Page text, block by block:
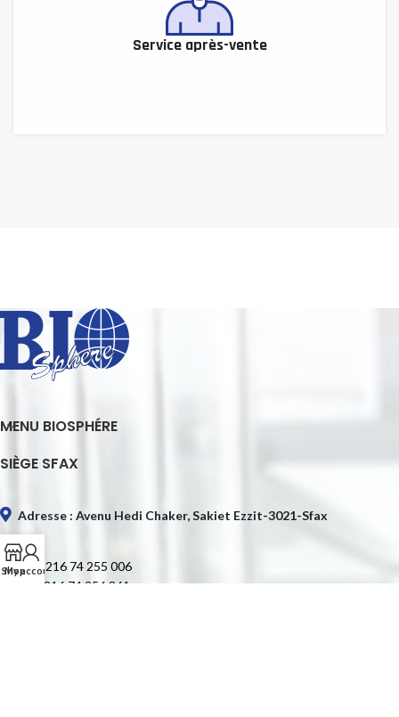
Service après-vente
MENU BIOSPHÉRE
SIÈGE SFAX
Adresse : Avenu Hedi Chaker, Sakiet Ezzit-3021-Sfax
Tél. : +216 74 255 006
Fax : +216 74 256 361
Shop
My account